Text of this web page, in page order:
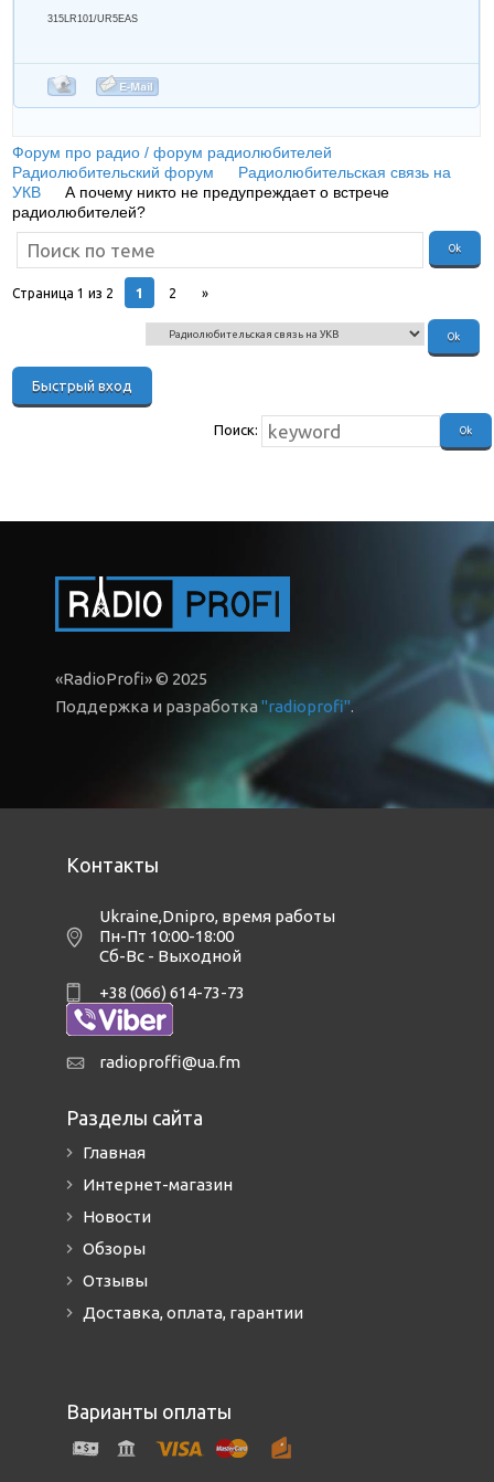
315LR101/UR5EAS
Форум про радио / форум радиолюбителей
Радиолюбительский форум
Радиолюбительская связь на
УКВ
А почему никто не предупреждает о встрече
радиолюбителей?
Страница1 из 2 1 2 »
Поиск:
«RadioProfi» © 2025
Поддержка и разработка"radioprofi".
Контакты
Ukraine,Dnipro, время работы
Пн-Пт 10:00-18:00
Сб-Вс - Выходной
+38 (066) 614-73-73
radioproffi@ua.fm
Разделы сайта
Главная
Интернет-магазин
Новости
Обзоры
Отзывы
Доставка, оплата, гарантии
Варианты оплаты